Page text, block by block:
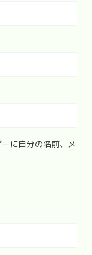
に自分の名前、メ